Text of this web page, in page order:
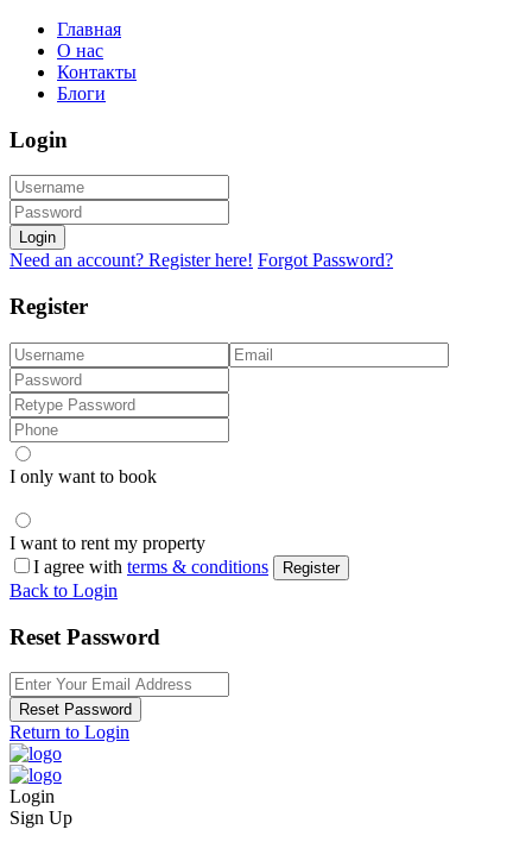
Главная
О нас
Контакты
Блоги
Login
Login
Need an account? Register here! Forgot Password?
Register
I only want to book
I want to rent my property
I agree with terms & conditions Register
Back to Login
Reset Password
Reset Password
Return to Login
Login
Sign Up